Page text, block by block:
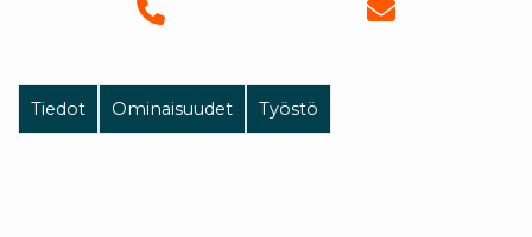
Tiedot Ominaisuudet Työstö